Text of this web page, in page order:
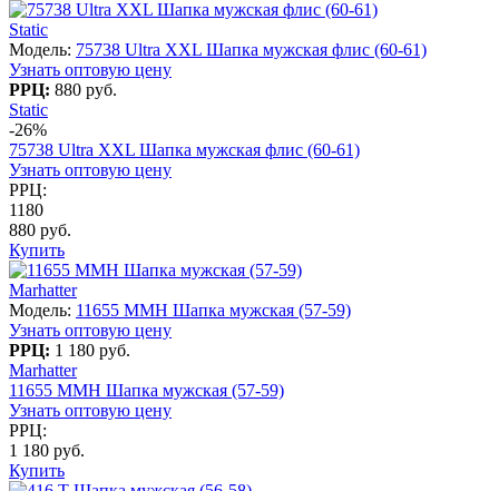
Static
Модель: 75738 Ultra XXL Шапка мужская флис (60-61)
Узнать оптовую цену
РРЦ: 880 руб.
Static
-26%
75738 Ultra XXL Шапка мужская флис (60-61)
Узнать оптовую цену
РРЦ:
1180
880 руб.
Купить
Marhatter
Модель: 11655 MMH Шапка мужская (57-59)
Узнать оптовую цену
РРЦ: 1 180 руб.
Marhatter
11655 MMH Шапка мужская (57-59)
Узнать оптовую цену
РРЦ:
1 180 руб.
Купить